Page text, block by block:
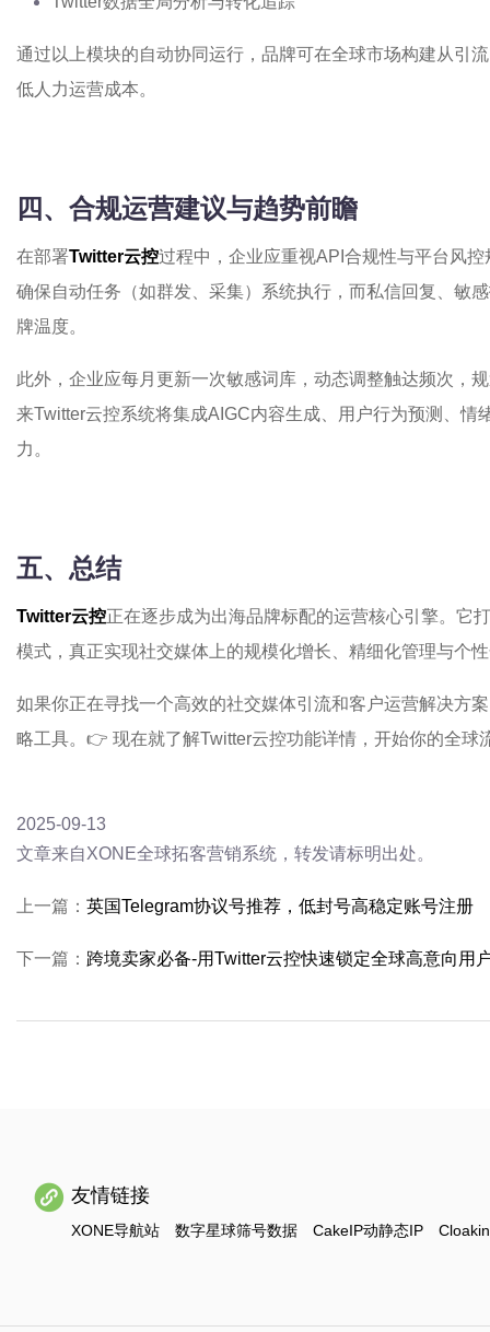
通过以上模块的自动协同运行，品牌可在全球市场构建从
低人力运营成本。
四、合规运营建议与趋势前瞻
在部署Twitter云控过程中，企业应重视API合规性与平台风
确保自动任务（如群发、采集）系统执行，而私信回复、敏
牌温度。
此外，企业应每月更新一次敏感词库，动态调整触达频次，
来Twitter云控系统将集成AIGC内容生成、用户行为预测、情
力。
五、总结
Twitter云控正在逐步成为出海品牌标配的运营核心引擎。它
模式，真正实现社交媒体上的规模化增长、精细化管理与个
如果你正在寻找一个高效的社交媒体引流和客户运营解决方
略工具。👉 现在就了解Twitter云控功能详情，开始你的全球
2025-09-13
文章来自XONE全球拓客营销系统，转发请标明出处。
上一篇： 英国Telegram协议号推荐，低封号高稳定账号注册
下一篇： 跨境卖家必备-用Twitter云控快速锁定全球高意向用
友情链接
XONE导航站 数字星球筛号数据 CakeIP动静态IP